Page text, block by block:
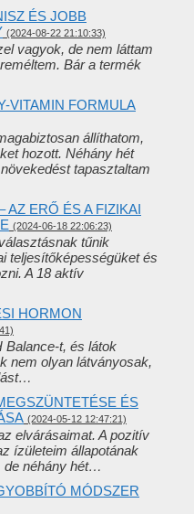
ÉS JOBB
(2024-08-22 21:10:33)
vagyok, de nem láttam
Bár a termék
VITAMIN FORMULA
állíthatom,
hozott. Néhány hét
tapasztaltam
AZ ERŐ ÉS A FIZIKAI
(2024-06-18 22:06:23)
tűnik
teljesítőképességüket és
A 18 aktív
HORMON
Balance-t, és látok
nem olyan látványosak,
ÉS
(2024-05-12 12:47:21)
elvárásaimat. A pozitív
ízületeim állapotának
de néhány hét…
MÓDSZER